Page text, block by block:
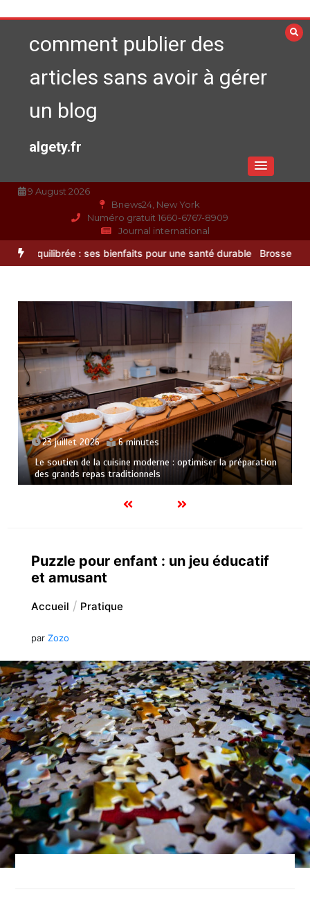
au
contenucomment publier des
articles sans avoir à gérer
un blog
algety.fr
9 August 2026
Bnews24, New York
Numéro gratuit 1660-6767-8909
Journal international
vos préparations Alimentation équilibrée : ses bienfaits pour
23 juillet 2026 6 minutes
Le soutien de la cuisine moderne : optimiser la préparation
des grands repas traditionnels
Puzzle pour enfant : un jeu éducatif
et amusant
Accueil Pratique
par Zozo